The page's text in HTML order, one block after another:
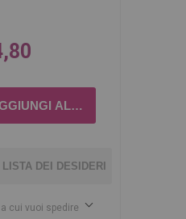
DEI DESIDERI
cui vuoi spedire